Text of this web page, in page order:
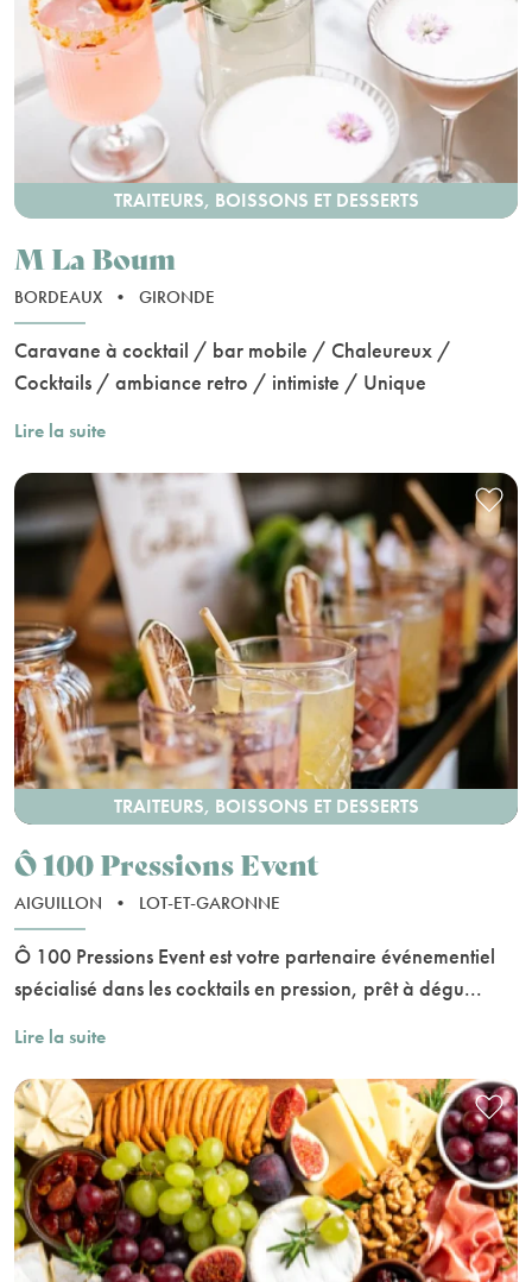
TRAITEURS, BOISSONS ET DESSERTS
M La Boum
BORDEAUX • GIRONDE
Caravane à cocktail / bar mobile / Chaleureux /
Cocktails / ambiance retro / intimiste / Unique
Lire la suite
TRAITEURS, BOISSONS ET DESSERTS
Ô 100 Pressions Event
AIGUILLON • LOT-ET-GARONNE
Ô 100 Pressions Event est votre partenaire événementiel
spécialisé dans les cocktails en pression, prêt à dégu...
Lire la suite